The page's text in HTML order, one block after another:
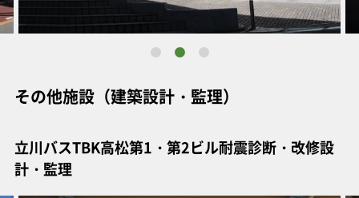
その他施設（建築設計・監理）
立川バスTBK高松第1・第2ビル耐震診断・改修設
計・監理